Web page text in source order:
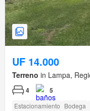
UF 14.000
Terreno in Lampa,
4 5
Estacionamiento Bodega